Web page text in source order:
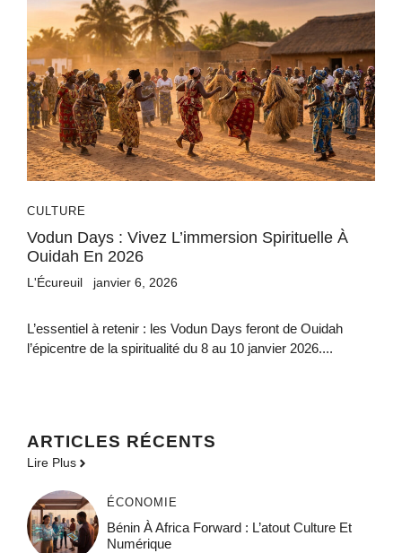
CULTURE
Vodun Days : Vivez L’immersion Spirituelle À
Ouidah En 2026
L'Écureuil janvier 6, 2026
L’essentiel à retenir : les Vodun Days feront de Ouidah
l’épicentre de la spiritualité du 8 au 10 janvier 2026....
ARTICLES RÉCENTS
Lire Plus
ÉCONOMIE
Bénin À Africa Forward : L’atout Culture Et
Numérique